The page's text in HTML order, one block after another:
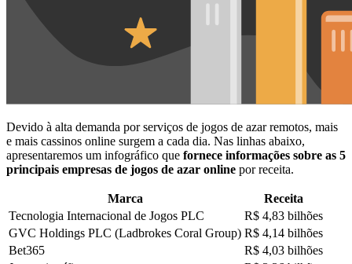
Devido à alta demanda por serviços de jogos de azar remotos, mais
e mais cassinos online surgem a cada dia. Nas linhas abaixo,
apresentaremos um infográfico que fornece informações sobre as 5
principais empresas de jogos de azar online por receita.
Marca
Receita
Tecnologia Internacional de Jogos PLC
R$ 4,83 bilhões
GVC Holdings PLC (Ladbrokes Coral Group) R$ 4,14 bilhões
Bet365
R$ 4,03 bilhões